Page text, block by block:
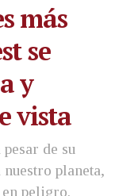
más
se
y
vista
de su
planeta,
en peligro.